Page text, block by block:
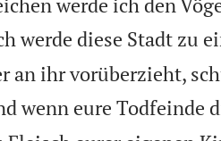
werde ich den
werde diese Stadt zu
an ihr vorüberzieht,
wenn eure Todfeinde